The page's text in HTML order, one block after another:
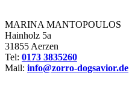
MARINA MANTOPOULOS
Hainholz 5a
31855 Aerzen
Tel: 0173 3835260
Mail: info@zorro-dogsavior.de